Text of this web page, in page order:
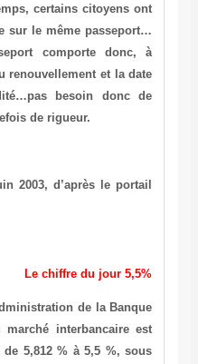
certains citoyens ont
sur le même passeport…
comporte donc, à
renouvellement et la date
besoin donc de
de rigueur.
2003, d’après le portail
Le chiffre du jour 5,5%
de la Banque
interbancaire est
de 5,812 % à 5,5 %, sous